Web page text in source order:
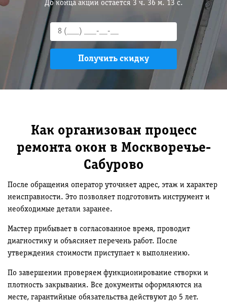
До конца акции остается 3 ч. 36 м. 12 с.
Как организован процесс
ремонта окон в Москворечье-
Сабурово
После обращения оператор уточняет адрес, этаж и характер
неисправности. Это позволяет подготовить инструмент и
необходимые детали заранее.
Мастер прибывает в согласованное время, проводит
диагностику и объясняет перечень работ. После
утверждения стоимости приступает к выполнению.
По завершении проверяем функционирование створки и
плотность закрывания. Все документы оформляются на
месте, гарантийные обязательства действуют до 5 лет.